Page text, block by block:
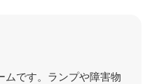
です。ランプや障害物